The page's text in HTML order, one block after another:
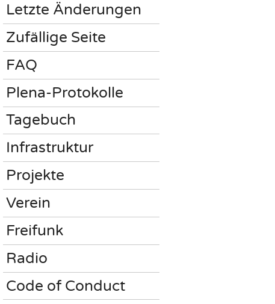
Letzte Änderungen
Zufällige Seite
FAQ
Plena-Protokolle
Tagebuch
Infrastruktur
Projekte
Verein
Freifunk
Radio
Code of Conduct